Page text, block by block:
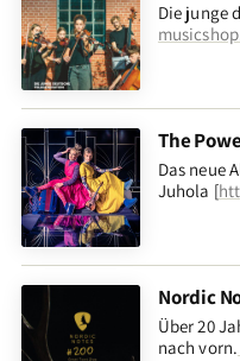
Die junge
The
Das neue
Juhola [
Nordic
Über 20
nach vorn.